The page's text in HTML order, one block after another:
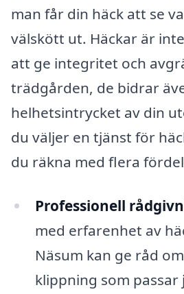
man får din häck att se
välskött ut. Häckar är
att ge integritet och
trädgården, de bidrar
helhetsintrycket av din
du väljer en tjänst för
du räkna med flera
Professionell
med erfarenhet av
Näsum kan ge råd
klippning som passar